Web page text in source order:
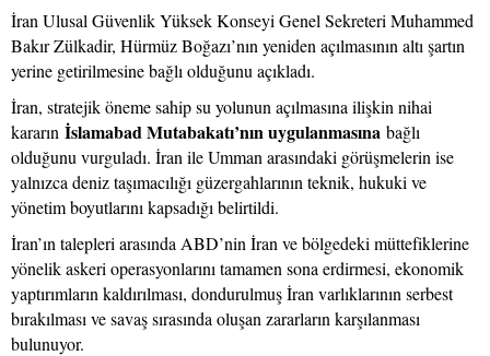
İran Ulusal Güvenlik Yüksek Konseyi Genel Sekreteri Muhammed
Bakır Zülkadir, Hürmüz Boğazı’nın yeniden açılmasının altı şartın
yerine getirilmesine bağlı olduğunu açıkladı.
İran, stratejik öneme sahip su yolunun açılmasına ilişkin nihai
kararın İslamabad Mutabakatı’nın uygulanmasına bağlı
olduğunu vurguladı. İran ile Umman arasındaki görüşmelerin ise
yalnızca deniz taşımacılığı güzergahlarının teknik, hukuki ve
yönetim boyutlarını kapsadığı belirtildi.
İran’ın talepleri arasında ABD’nin İran ve bölgedeki müttefiklerine
yönelik askeri operasyonlarını tamamen sona erdirmesi, ekonomik
yaptırımların kaldırılması, dondurulmuş İran varlıklarının serbest
bırakılması ve savaş sırasında oluşan zararların karşılanması
bulunuyor.